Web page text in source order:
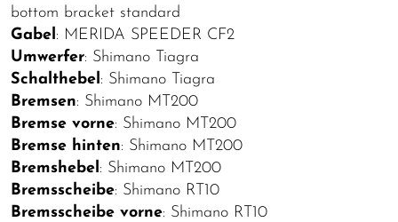
bottom bracket standard
Gabel: MERIDA SPEEDER CF2
Umwerfer: Shimano Tiagra
Schalthebel: Shimano Tiagra
Bremsen: Shimano MT200
Bremse vorne: Shimano MT200
Bremse hinten: Shimano MT200
Bremshebel: Shimano MT200
Bremsscheibe: Shimano RT10
Bremsscheibe vorne: Shimano RT10